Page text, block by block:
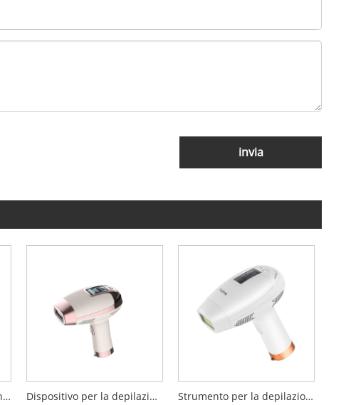
invia
Dispositivo per la rimozione dei peli con sensazione di freddo IPL Dispositivo per la depilazione continua permanente Strumento per la depilazione IPL dei peli del viso